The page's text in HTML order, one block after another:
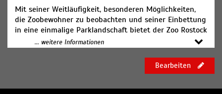
Mit seiner Weitläufigkeit, besonderen Möglichkeiten,
die Zoobewohner zu beobachten und seiner Einbettung
in eine einmalige Parklandschaft bietet der Zoo Rostock
viel Ruhe und Entspannung und weckt gleichermaßen
Ihre Neugier, Wissbegier und Abenteuerlust.
Mit zahlreichen Tierischen Erlebnissen schaffen wir
... weitere Informationen
Bearbeiten